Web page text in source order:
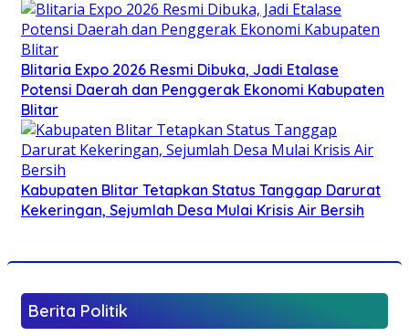
Blitaria Expo 2026 Resmi Dibuka, Jadi Etalase
Potensi Daerah dan Penggerak Ekonomi Kabupaten
Blitar
Kabupaten Blitar Tetapkan Status Tanggap Darurat
Kekeringan, Sejumlah Desa Mulai Krisis Air Bersih
Berita Politik